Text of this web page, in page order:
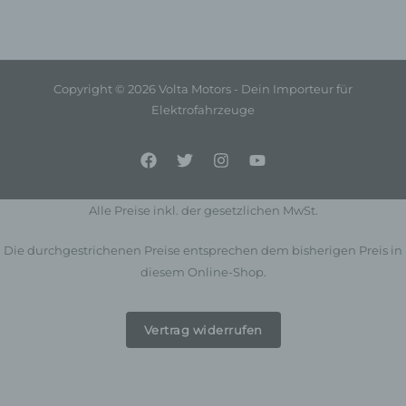
Copyright © 2026 Volta Motors - Dein Importeur für
Elektrofahrzeuge
Alle Preise inkl. der gesetzlichen MwSt.
Die durchgestrichenen Preise entsprechen dem bisherigen Preis in
diesem Online-Shop.
Vertrag widerrufen
und Mittel der Verarbeitung von personenbezogenen
Daten entscheidet. Sind die Zwecke und Mittel dieser
Verarbeitung durch das Unionsrecht oder das Recht
der Mitgliedstaaten vorgegeben, so kann der
bestimmten Kriterien seiner Benennung nach dem
vorgesehen werden.
Auftragsverarbeiter ist eine natürliche oder juristische
Person, Behörde, Einrichtung oder andere Stelle, die
i) Empfänger